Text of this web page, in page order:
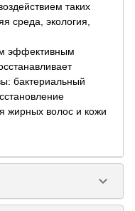
таких
среда, экология,
эффективным
бактериальный
жирных волос и кожи
keyboard_arrow_down